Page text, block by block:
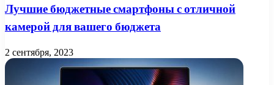
Лучшие бюджетные смартфоны с отличной
камерой для вашего бюджета
2 сентября, 2023